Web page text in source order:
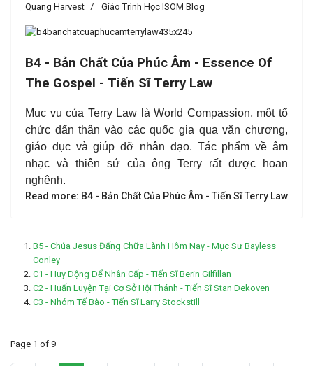
Quang Harvest Giáo Trình Học ISOM Blog
B4 - Bản Chất Của Phúc Âm - Essence Of
The Gospel - Tiến Sĩ Terry Law
Mục vụ của Terry Law là World Compassion, một tổ
chức dấn thân vào các quốc gia qua văn chương,
giáo dục và giúp đỡ nhân đạo. Tác phẩm về âm
nhạc và thiên sứ của ông Terry rất được hoan
nghênh.
Read more: B4 - Bản Chất Của Phúc Âm - Tiến Sĩ Terry Law
B5 - Chúa Jesus Đấng Chữa Lành Hôm Nay - Mục Sư Bayless
Conley
C1 - Huy Ðộng Ðể Nhân Cấp - Tiến Sĩ Berin Gilfillan
C2 - Huấn Luyện Tại Cơ Sở Hội Thánh - Tiến Sĩ Stan Dekoven
C3 - Nhóm Tế Bào - Tiến Sĩ Larry Stockstill
Page 1 of 9